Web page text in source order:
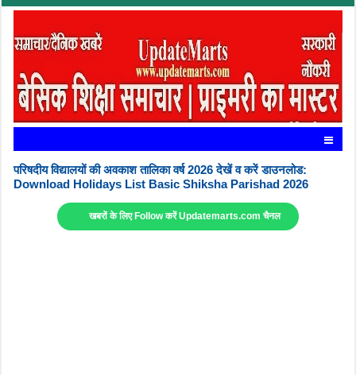
परिषदीय विद्यालयों की अवकाश तालिका वर्ष 2026 देखें व करें डाउनलोड:
Download Holidays List Basic Shiksha Parishad 2026
खबरों के लिए Follow करें Updatemarts.com चैनल